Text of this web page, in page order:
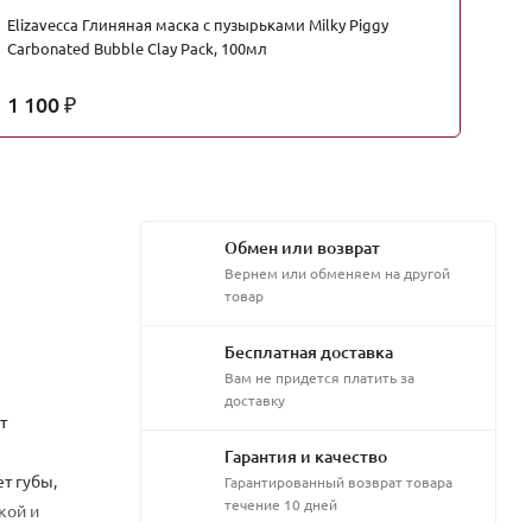
Elizavecca Глиняная маска с пузырьками Milky Piggy
Carbonated Bubble Clay Pack, 100мл
1 100 ₽
губы,
и
Обмен или возврат
Вернем или обменяем на другой
товар
Бесплатная доставка
Вам не придется платить за
доставку
Гарантия и качество
Гарантированный возврат товара
течение 10 дней